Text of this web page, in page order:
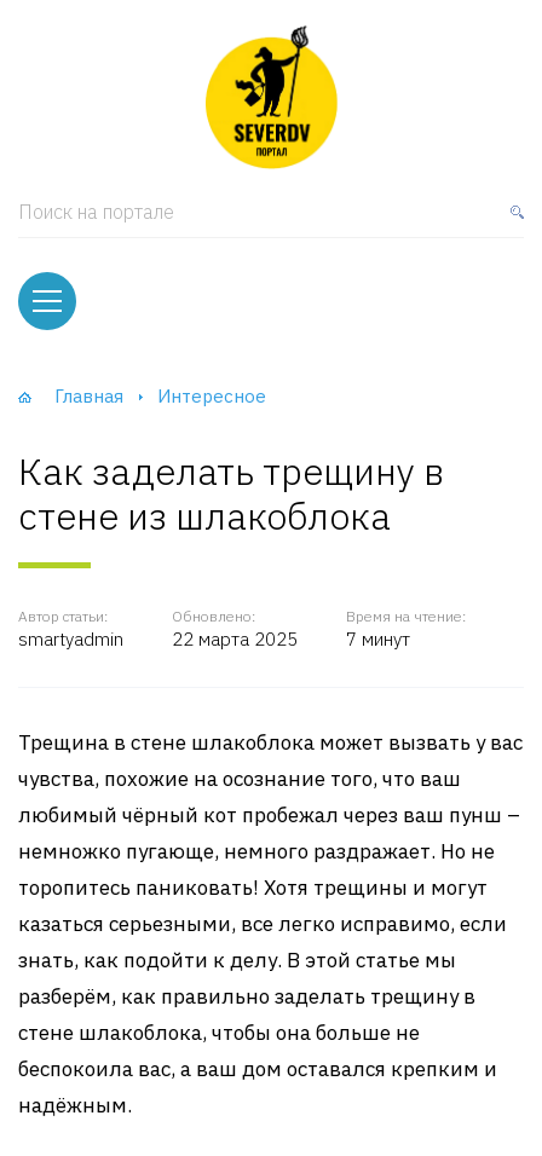
Поиск на портале
Главная Интересное
Как заделать трещину в
стене из шлакоблока
Автор статьи:
smartyadmin
Обновлено:
22 марта 2025
Время на чтение:
7 минут
Трещина в стене шлакоблока может вызвать у вас
чувства, похожие на осознание того, что ваш
любимый чёрный кот пробежал через ваш пунш –
немножко пугающе, немного раздражает. Но не
торопитесь паниковать! Хотя трещины и могут
казаться серьезными, все легко исправимо, если
знать, как подойти к делу. В этой статье мы
разберём, как правильно заделать трещину в
стене шлакоблока, чтобы она больше не
беспокоила вас, а ваш дом оставался крепким и
надёжным.
и тумбы